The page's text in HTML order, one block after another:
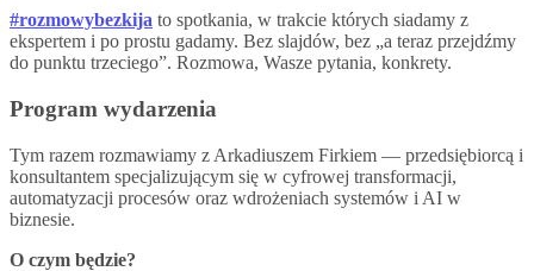
#rozmowybezkija to spotkania, w trakcie których siadamy z
ekspertem i po prostu gadamy. Bez slajdów, bez „a teraz przejdźmy
do punktu trzeciego”. Rozmowa, Wasze pytania, konkrety.
Program wydarzenia
Tym razem rozmawiamy z Arkadiuszem Firkiem — przedsiębiorcą i
konsultantem specjalizującym się w cyfrowej transformacji,
automatyzacji procesów oraz wdrożeniach systemów i AI w
biznesie.
O czym będzie?